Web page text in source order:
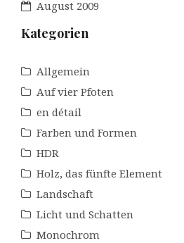
August 2009
Kategorien
Allgemein
Auf vier Pfoten
en détail
Farben und Formen
HDR
Holz, das fünfte Element
Landschaft
Licht und Schatten
Monochrom